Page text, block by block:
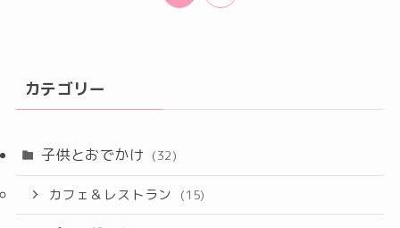
カテゴリー
子供とおでかけ (32)
カフェ＆レストラン (15)